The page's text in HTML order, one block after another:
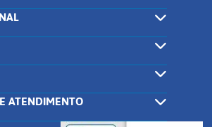
ATENDIMENTO